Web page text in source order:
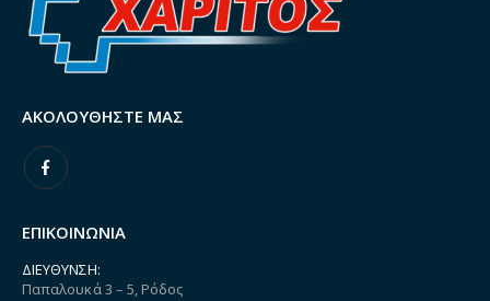
ΑΚΟΛΟΥΘΉΣΤΕ ΜΑΣ
ΕΠΙΚΟΙΝΩΝΙΑ
ΔΙΕΎΘΥΝΣΗ:
Παπαλουκά 3 – 5, Ρόδος